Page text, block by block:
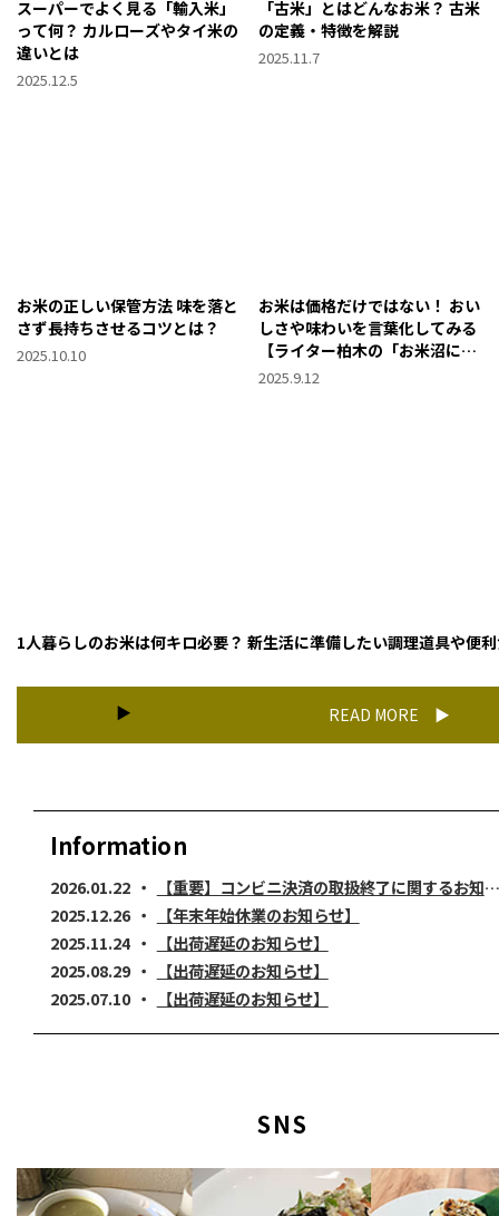
スーパーでよく見る「輸入米」
って何？ カルローズやタイ米の
違いとは
2025.12.5
「古米」とはどんなお米？ 古米
の定義・特徴を解説
2025.11.7
お米の正しい保管方法 味を落と
さず長持ちさせるコツとは？
2025.10.10
お米は価格だけではない！ おい
しさや味わいを言葉化してみる
【ライター柏木の「お米沼によ
うこそ」第10回】
2025.9.12
1人暮らしのお米は何キロ必要？ 新生活に準備したい調理道具や便
READ MORE
Information
2026.01.22
【重要】コンビニ決済の取扱終了に関するお知らせ
2025.12.26
【年末年始休業のお知らせ】
2025.11.24
【出荷遅延のお知らせ】
2025.08.29
【出荷遅延のお知らせ】
2025.07.10
【出荷遅延のお知らせ】
【配送遅延のお知らせ】
【臨時休業のお知らせ】
SNS